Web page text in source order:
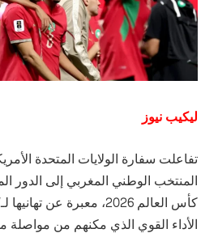
ليكيب نيوز
تفاعلت سفارة الولايات المتحدة
المنتخب الوطني المغربي إلى الدور
كأس العالم 2026، معبرة
الأداء القوي الذي مكنهم من